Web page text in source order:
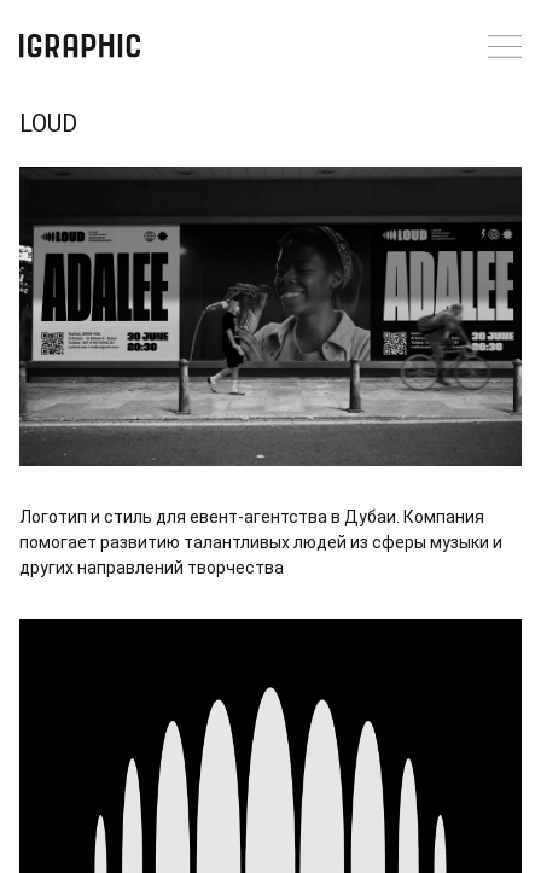
LOUD
Логотип и стиль для евент-агентства в Дубаи. Компания
помогает развитию талантливых людей из сферы музыки и
других направлений творчества